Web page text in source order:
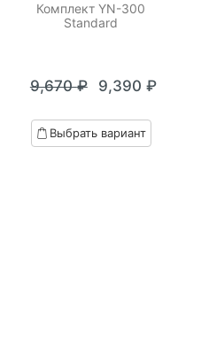
Комплект YN-300
Standard
9,670₽
цена
составляла
9,390 ₽
Текущая
цена:
9,390 ₽.
Выбрать вариант